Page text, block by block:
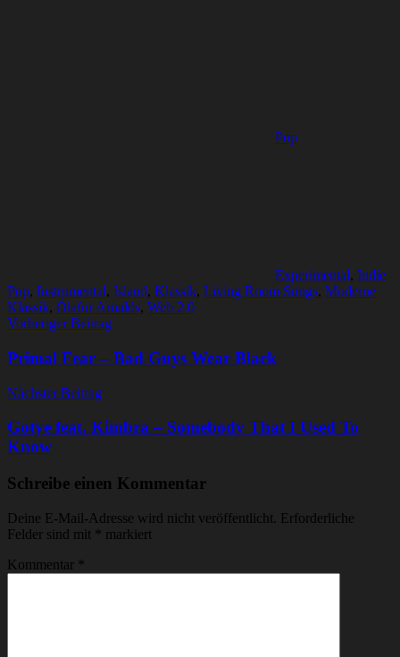
Pop
Experimental, Indie
Pop, Instrumental, Island, Klassik, Living Room Songs, Moderne
Klassik, Ólafur Arnalds, Web 2.0
Beitragsnavigation
Vorheriger Beitrag
Primal Fear – Bad Guys Wear Black
Nächster Beitrag
Gotye feat. Kimbra – Somebody That I Used To
Know
Schreibe einen Kommentar
Deine E-Mail-Adresse wird nicht veröffentlicht. Erforderliche
Felder sind mit * markiert
Kommentar *